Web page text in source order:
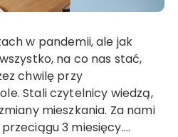
na co nas stać,
chwilę przy
Stali czytelnicy wiedzą,
mieszkania. Za nami
3 miesięcy….